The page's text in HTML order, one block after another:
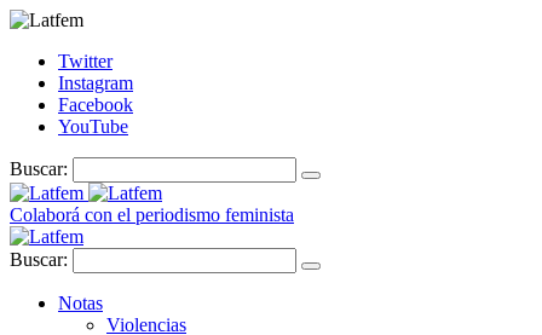
Twitter
Instagram
Facebook
YouTube
Buscar:
Colaborá con el periodismo feminista
Buscar:
Notas
Violencias